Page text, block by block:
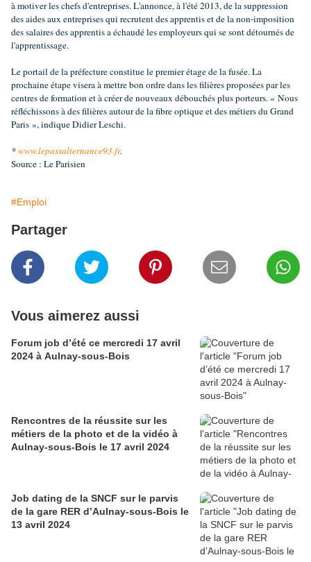
à motiver les chefs d'entreprises. L'annonce, à l'été 2013, de la suppression
des aides aux entreprises qui recrutent des apprentis et de la non-imposition
des salaires des apprentis a échaudé les employeurs qui se sont détournés de
l'apprentissage.
Le portail de la préfecture constitue le premier étage de la fusée. La
prochaine étape visera à mettre bon ordre dans les filières proposées par les
centres de formation et à créer de nouveaux débouchés plus porteurs. « Nous
réfléchissons à des filières autour de la fibre optique et des métiers du Grand
Paris », indique Didier Leschi.
*www.lepassalternance93.fr.
Source : Le Parisien
#Emploi
Partager
Vous aimerez aussi
Forum job d’été ce mercredi 17 avril
2024 à Aulnay-sous-Bois
Rencontres de la réussite sur les
métiers de la photo et de la vidéo à
Aulnay-sous-Bois le 17 avril 2024
Job dating de la SNCF sur le parvis
de la gare RER d’Aulnay-sous-Bois le
13 avril 2024